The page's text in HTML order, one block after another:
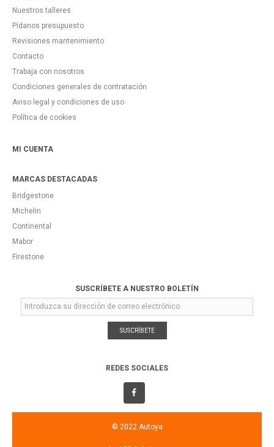
Nuestros talleres
Pídanos presupuesto
Revisiones mantenimiento
Contacto
Trabaja con nosotros
Condiciones generales de contratación
Aviso legal y condiciones de uso
Política de cookies
MI CUENTA
MARCAS DESTACADAS
Bridgestone
Michelin
Continental
Mabor
Firestone
SUSCRÍBETE A NUESTRO BOLETÍN
SUSCRÍBETE
REDES SOCIALES
© 2022 Autoya